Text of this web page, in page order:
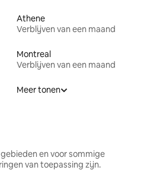
Athene
Verblijven van een maand
Montreal
Verblijven van een maand
Meer tonen
en voor sommige
van toepassing zijn.